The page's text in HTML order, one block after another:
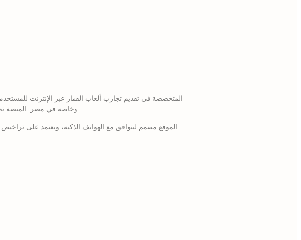
وخاصة في مصر. المنصة تجمع بين كازينو مباشر، ألعاب سلوتس، ومراهنات رياضية في واجهة عربية سهلة الاستخدام.
الموقع مصمم ليتوافق مع الهواتف الذكية، ويعتمد على